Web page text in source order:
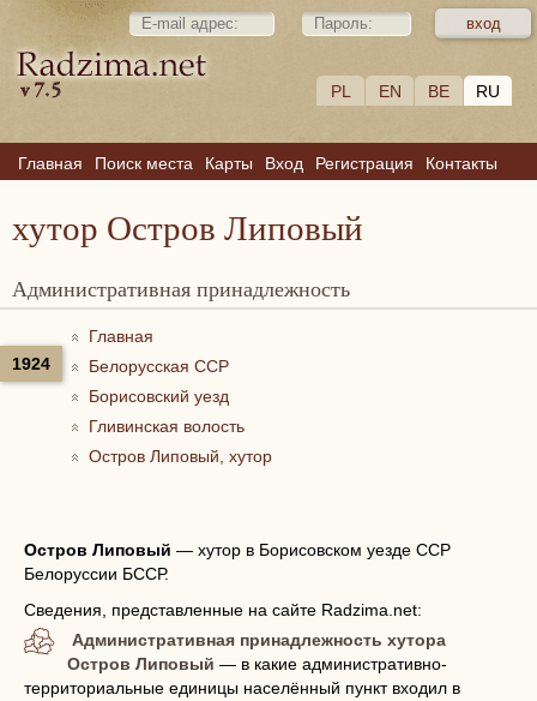
PL EN BE RU
Главная Поиск места Карты Вход Регистрация Контакты
хутор Остров Липовый
Административная принадлежность
1924
Главная
Белорусская ССР
Борисовский уезд
Гливинская волость
Остров Липовый, хутор
Остров Липовый — хутор в Борисовском уезде ССР
Белоруссии БССР.
Сведения, представленные на сайте Radzima.net:
Административная принадлежность хутора
Остров Липовый — в какие административно-
территориальные единицы населённый пункт входил в